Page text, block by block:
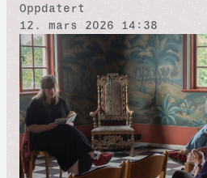
Oppdatert
12. mars 2026 14:38